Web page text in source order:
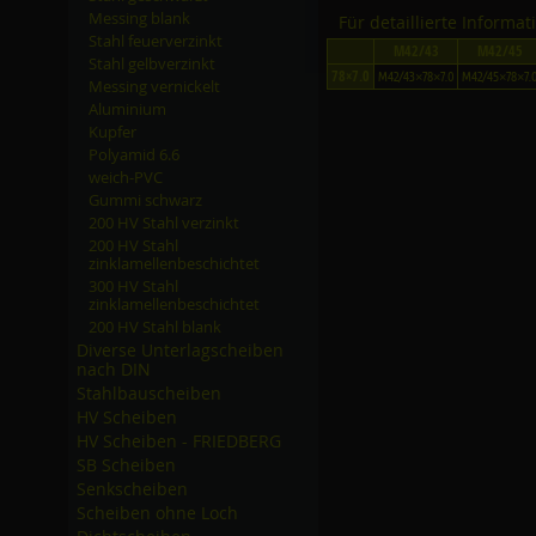
Messing blank
Stahl feuerverzinkt
Stahl gelbverzinkt
Messing vernickelt
Aluminium
Kupfer
Polyamid 6.6
weich-PVC
Gummi schwarz
200 HV Stahl verzinkt
200 HV Stahl
zinklamellenbeschichtet
300 HV Stahl
zinklamellenbeschichtet
200 HV Stahl blank
Diverse Unterlagscheiben
nach DIN
Stahlbauscheiben
HV Scheiben
HV Scheiben - FRIEDBERG
SB Scheiben
Senkscheiben
Scheiben ohne Loch
Für detaillierte
M42/43×78×7.0 M42/45×78×7.0